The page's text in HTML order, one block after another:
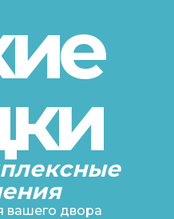
вашего двора